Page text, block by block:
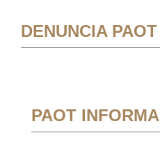
DENUNCIA PAOT
PAOT INFORMA